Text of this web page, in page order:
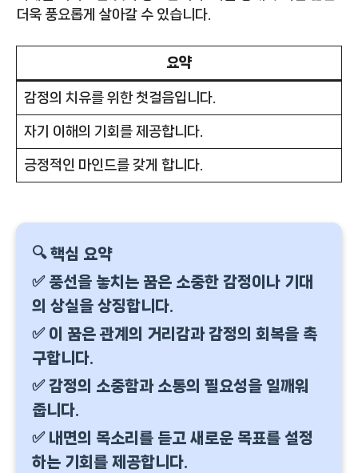
더욱 풍요롭게 살아갈 수 있습니다.
요약
감정의 치유를 위한 첫걸음입니다.
자기 이해의 기회를 제공합니다.
긍정적인 마인드를 갖게 합니다.
🔍 핵심 요약
✅ 풍선을 놓치는 꿈은 소중한 감정이나 기대
의 상실을 상징합니다.
✅ 이 꿈은 관계의 거리감과 감정의 회복을 촉
구합니다.
✅ 감정의 소중함과 소통의 필요성을 일깨워
줍니다.
✅ 내면의 목소리를 듣고 새로운 목표를 설정
하는 기회를 제공합니다.